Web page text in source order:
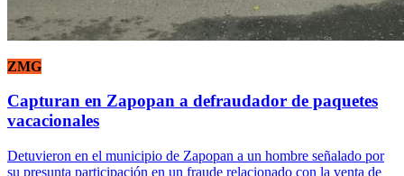
ZMG
Capturan en Zapopan a defraudador de paquetes
vacacionales
Detuvieron en el municipio de Zapopan a un hombre señalado por
su presunta participación en un fraude relacionado con la venta de